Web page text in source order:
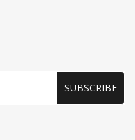
SUBSCRIBE